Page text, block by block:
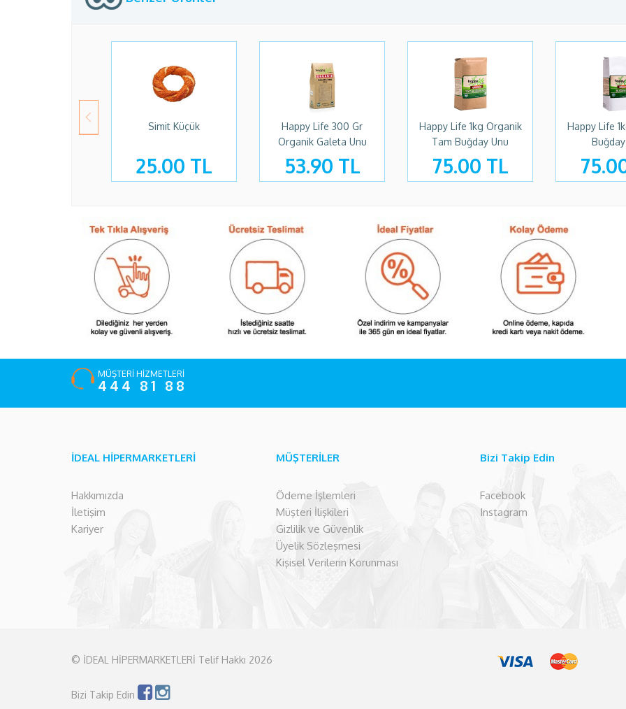
Simit Küçük
25.00 TL
Happy Life 300 Gr
Organik Galeta Unu
53.90 TL
Happy Life 1kg Organik
Tam Buğday Unu
75.00 TL
Happy Life
MÜŞTERİ HİZMETLERİ
444 81 88
İDEAL HİPERMARKETLERİ
Hakkımızda
İletişim
Kariyer
MÜŞTERİLER
Ödeme İşlemleri
Müşteri İlişkileri
Gizlilik ve Güvenlik
Üyelik Sözleşmesi
Kişisel Verilerin Korunması
Bizi Takip Edin
Facebook
Instagram
© İDEAL HİPERMARKETLERİ Telif Hakkı 2026
Bizi Takip Edin